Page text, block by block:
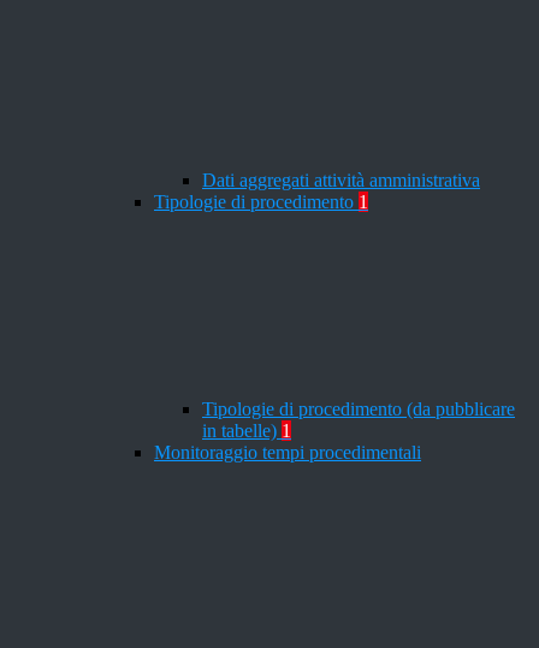
Dati aggregati attività amministrativa
Tipologie di procedimento 1
Tipologie di procedimento (da pubblicare
in tabelle) 1
Monitoraggio tempi procedimentali